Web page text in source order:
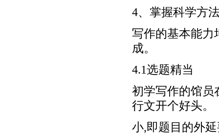
4、掌握科学方
写作的基本能力
成。
4.1选题精当
初学写作的馆员
行文开个好头。
小,即题目的外